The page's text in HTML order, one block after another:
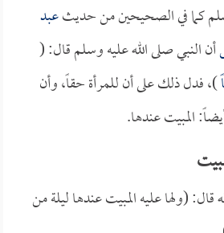
كما في الصحيحين من حديثعبد
أن النبي صلى الله عليه وسلم قال: (
)، فدل ذلك على أن للمرأة حقاً، وأن
المبيت عندها.
قال: (ولها عليه المبيت عندها ليلة من